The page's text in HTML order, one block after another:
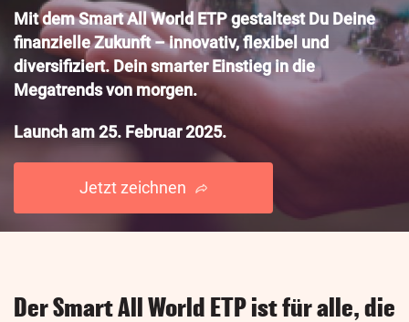
Mit dem Smart All World ETP gestaltest Du Deine
finanzielle Zukunft – innovativ, flexibel und
diversifiziert. Dein smarter Einstieg in die
Megatrends von morgen.
Launch am 25. Februar 2025.
Jetzt zeichnen
Der Smart All World ETP ist für alle, die